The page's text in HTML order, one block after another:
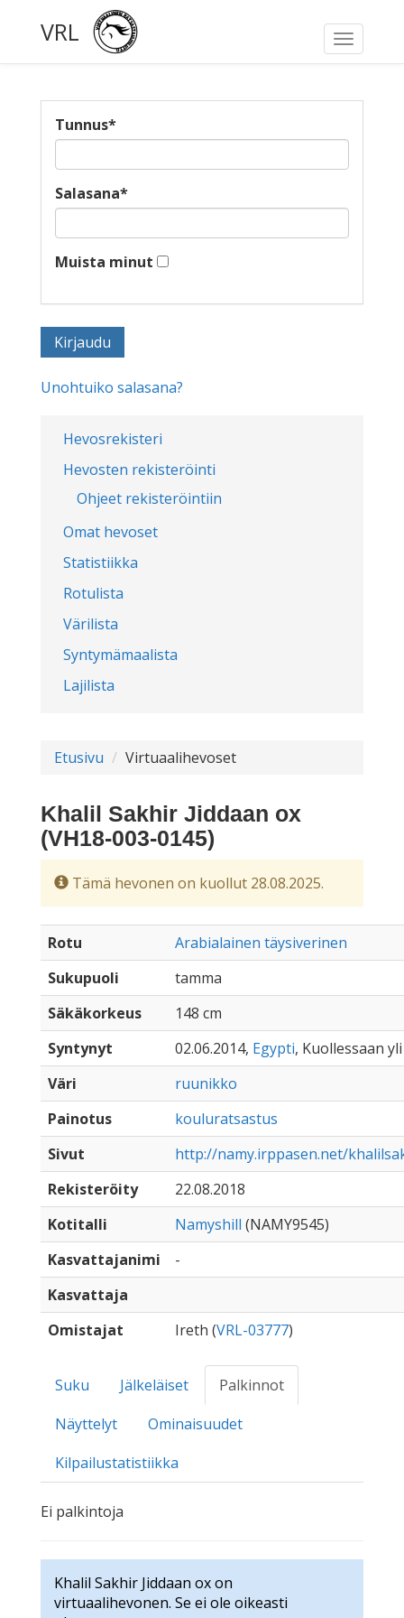
Toggle
VRL
Hevosrekisteri
Hevosten rekisteröinti
Ohjeet rekisteröintiin
Omat hevoset
Statistiikka
Rotulista
Värilista
Syntymämaalista
Lajilista
Tunnus*
Salasana*
Muista minut
Unohtuiko salasana?
Etusivu Virtuaalihevoset
Khalil Sakhir Jiddaan ox
(VH18-003-0145)
Tämä hevonen on kuollut 28.08.2025.
Rotu
Arabialainen täysiverinen
Sukupuoli
tamma
Säkäkorkeus
148 cm
Syntynyt
02.06.2014, Egypti, Kuollessaan
Väri
ruunikko
Painotus
kouluratsastus
Sivut
http://namy.irppasen.net/
Rekisteröity
22.08.2018
Kotitalli
Namyshill (NAMY9545)
Kasvattajanimi
-
Kasvattaja
Omistajat
Ireth (VRL-03777)
Suku Jälkeläiset
Palkinnot
Näyttelyt
Ominaisuudet
Kilpailustatistiikka
Ei palkintoja
Khalil Sakhir Jiddaan ox on
virtuaalihevonen. Se ei ole oikeasti